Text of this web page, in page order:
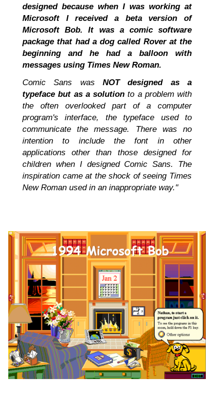
designed because when I was working at
MicrosoftI received a beta version of
Microsoft Bob. It was a comic software
package that had a dog called Rover at the
beginning and he had a balloon with
messages using Times New Roman.
Comic Sans was NOT designed as a
typeface but as a solution to a problem with
the often overlooked part of a computer
program's interface, the typeface used to
communicate the message. There was no
intention to include the font in other
applications other than those designed for
children when I designed Comic Sans. The
inspiration came at the shock of seeing Times
New Roman used in an inappropriate way."